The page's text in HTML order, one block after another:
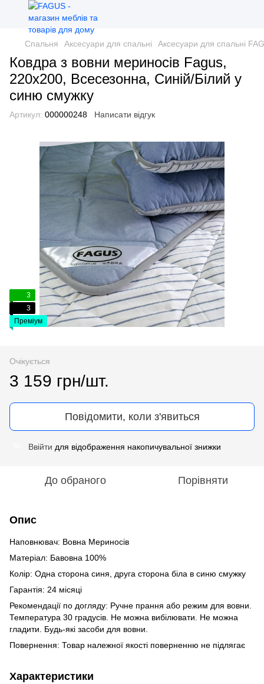
Спальня Аксесуари для спальні Аксесуари для спальні
Ковдра з вовни мериносів Fagus,
220х200, Всесезонна, Синій/Білий у
синю смужку
Артикул: 000000248 Написати відгук
3
3
Преміум
Очікується
3 159 грн/шт.
Повідомити, коли з'явиться
Ввійти для відображення накопичувальної знижки
До обраного Порівняти
Опис
Наповнювач: Вовна Мериносів
Матеріал: Бавовна 100%
Колір: Одна сторона синя, друга сторона біла в синю смужку
Гарантія: 24 місяці
Рекомендації по догляду: Ручне прання або режим для вовни.
Температура 30 градусів. Не можна вибілювати. Не можна
гладити. Будь-які засоби для вовни.
Повернення: Товар належної якості поверненню не підлягає
Характеристики